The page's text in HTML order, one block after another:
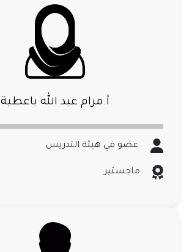
أ.مرام عبد الله باعطية
عضو في هيئة التدريس
ماجستير